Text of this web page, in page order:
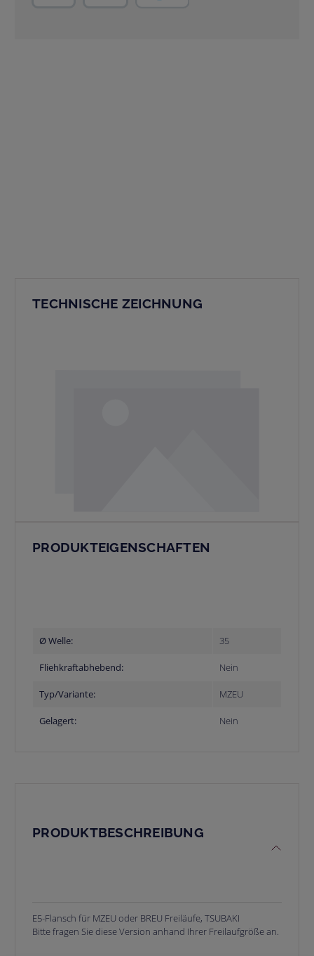
PRODUKTEIGENSCHAFTEN
Ø Welle: 35
Fliehkraftabhebend: Nein
Typ/Variante: MZEU
Gelagert: Nein
TECHNISCHE ZEICHNUNG
PRODUKTBESCHREIBUNG
E5-Flansch für MZEU oder BREU Freiläufe, TSUBAKI
Bitte fragen Sie diese Version anhand Ihrer Freilaufgröße an.